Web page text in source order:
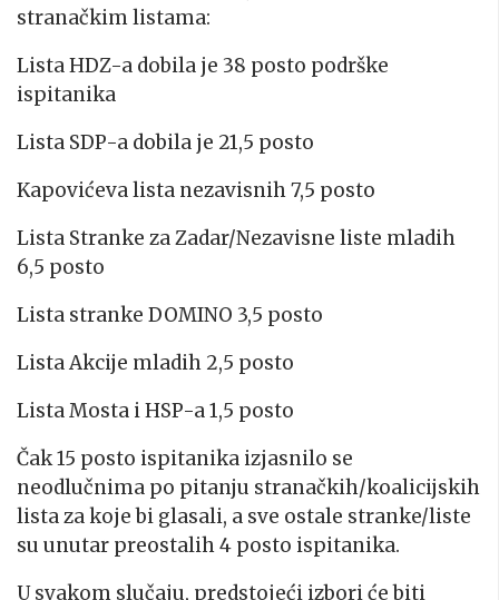
stranačkim listama:
Lista HDZ-a dobila je 38 posto podrške
ispitanika
Lista SDP-a dobila je 21,5 posto
Kapovićeva lista nezavisnih 7,5 posto
Lista Stranke za Zadar/Nezavisne liste mladih
6,5 posto
Lista stranke DOMINO 3,5 posto
Lista Akcije mladih 2,5 posto
Lista Mosta i HSP-a 1,5 posto
Čak 15 posto ispitanika izjasnilo se
neodlučnima po pitanju stranačkih/koalicijskih
lista za koje bi glasali, a sve ostale stranke/liste
su unutar preostalih 4 posto ispitanika.
U svakom slučaju, predstojeći izbori će biti